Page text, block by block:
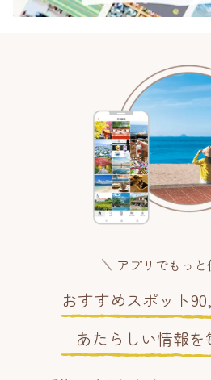
アプリでもっと
おすすめスポット
あたらしい情報を